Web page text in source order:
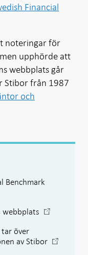
Financial
noteringar för
upphörde att
webbplats går
Stibor från 1987
och
Benchmark
webbplats
ny
tar över
av Stibor